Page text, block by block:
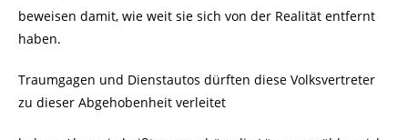
beweisen damit, wie weit sie sich von der Realität entfernt
haben.
Traumgagen und Dienstautos dürften diese Volksvertreter
zu dieser Abgehobenheit verleitet